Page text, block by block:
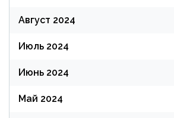
Август 2024
Июль 2024
Июнь 2024
Май 2024